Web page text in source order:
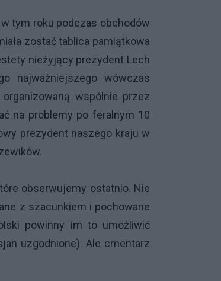
tym roku podczas obchodów
zostać tablica pamiątkowa
nieżyjący prezydent Lech
najważniejszego wówczas
wspólnie przez
na problemy po feralnym 10
prezydent naszego kraju w
obserwujemy ostatnio. Nie
z szacunkiem i pochowane
powinny im to umożliwić
uzgodnione). Ale cmentarz